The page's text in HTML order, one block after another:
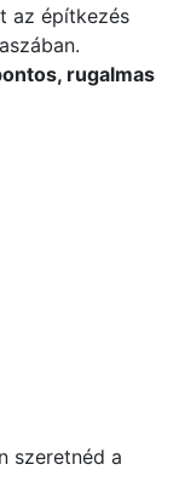
az építkezés
rugalmas
szeretnéd a